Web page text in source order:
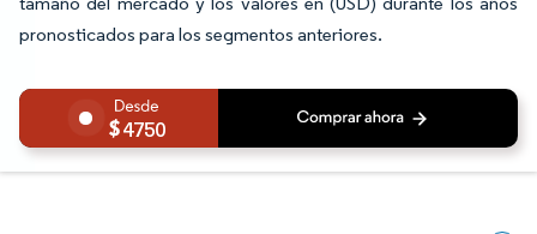
pronosticados para los segmentos anteriores.
4750